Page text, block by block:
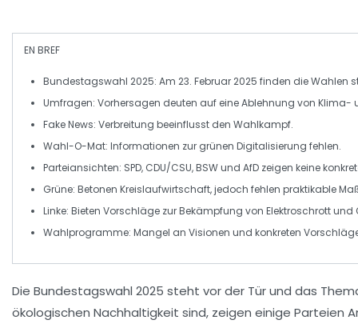
EN BREF
Bundestagswahl 2025: Am 23. Februar 2025 finden die Wahlen
Umfragen: Vorhersagen deuten auf eine Ablehnung von Klima-
Fake News: Verbreitung beeinflusst den Wahlkampf.
Wahl-O-Mat: Informationen zur grünen Digitalisierung fehlen.
Parteiansichten: SPD, CDU/CSU, BSW und AfD zeigen keine
Grüne: Betonen Kreislaufwirtschaft, jedoch fehlen praktikable
Linke: Bieten Vorschläge zur Bekämpfung von Elektroschrottund
Wahlprogramme: Mangel an Visionen und konkreten
Die Bundestagswahl 2025 steht vor der Tür und das
ökologischen Nachhaltigkeit sind, zeigen einige Parteien